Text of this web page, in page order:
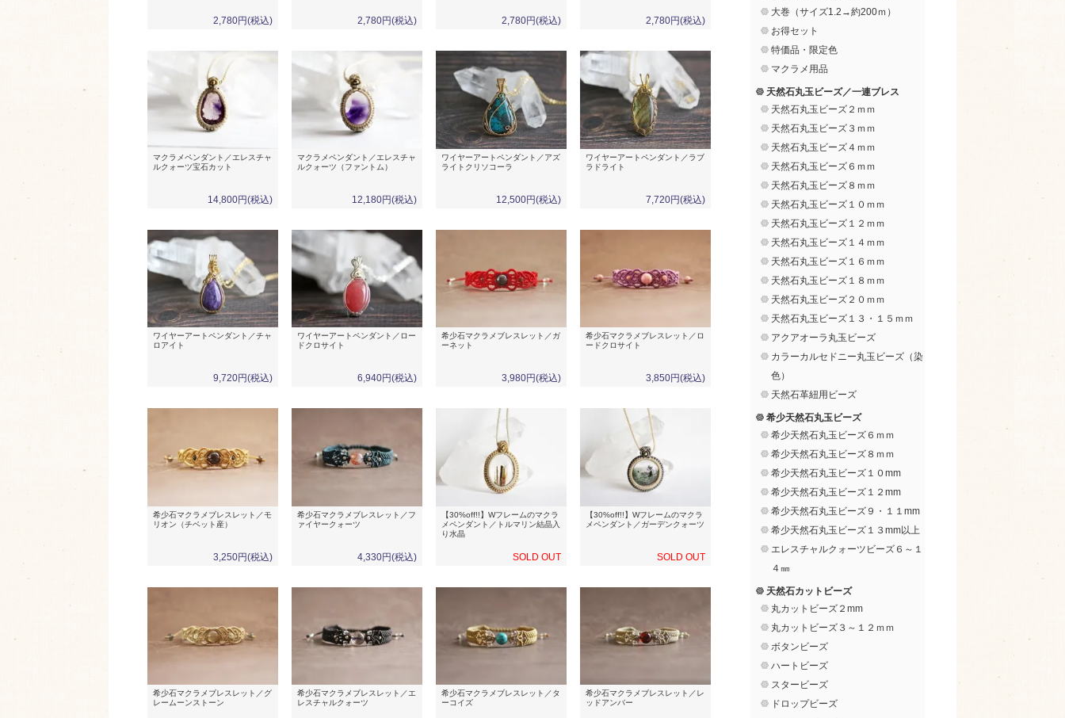
2,780円(税込) 2,780円(税込) 2,780円(税込) 2,780円(税込)
マクラメペンダント／エレスチャ
ルクォーツ宝石カット
14,800円(税込)
マクラメペンダント／エレスチャ
ルクォーツ（ファントム）
12,180円(税込)
ワイヤーアートペンダント／アズ
ライトクリソコーラ
12,500円(税込)
ワイヤーアートペンダント／ラブ
ラドライト
7,720円(税込)
ワイヤーアートペンダント／チャ
ロアイト
9,720円(税込)
ワイヤーアートペンダント／ロー
ドクロサイト
6,940円(税込)
希少石マクラメブレスレット／ガ
ーネット
3,980円(税込)
希少石マクラメブレスレット／ロ
ードクロサイト
3,850円(税込)
希少石マクラメブレスレット／モ
リオン（チベット産）
3,250円(税込)
希少石マクラメブレスレット／フ
ァイヤークォーツ
4,330円(税込)
【30%off!!】Wフレームのマクラ
メペンダント／トルマリン結晶入
り水晶
SOLD OUT
【30%off!!】Wフレームのマクラ
メペンダント／ガーデンクォーツ
SOLD OUT
希少石マクラメブレスレット／グ
レームーンストーン
希少石マクラメブレスレット／エ
レスチャルクォーツ
希少石マクラメブレスレット／タ
ーコイズ
希少石マクラメブレスレット／レ
ッドアンバー
大巻（サイズ1.2→約200ｍ）
お得セット
特価品・限定色
マクラメ用品
天然石丸玉ビーズ／一連ブレス
天然石丸玉ビーズ２ｍｍ
天然石丸玉ビーズ３ｍｍ
天然石丸玉ビーズ４ｍｍ
天然石丸玉ビーズ６ｍｍ
天然石丸玉ビーズ８ｍｍ
天然石丸玉ビーズ１０ｍｍ
天然石丸玉ビーズ１２ｍｍ
天然石丸玉ビーズ１４ｍｍ
天然石丸玉ビーズ１６ｍｍ
天然石丸玉ビーズ１８ｍｍ
天然石丸玉ビーズ２０ｍｍ
天然石丸玉ビーズ１３・１５ｍｍ
アクアオーラ丸玉ビーズ
カラーカルセドニー丸玉ビーズ（染
色）
天然石革紐用ビーズ
希少天然石丸玉ビーズ
希少天然石丸玉ビーズ６ｍｍ
希少天然石丸玉ビーズ８ｍｍ
希少天然石丸玉ビーズ１０mm
希少天然石丸玉ビーズ１２mm
希少天然石丸玉ビーズ９・１１mm
希少天然石丸玉ビーズ１３mm以上
エレスチャルクォーツビーズ６～１
４㎜
天然石カットビーズ
丸カットビーズ２mm
丸カットビーズ３～１２ｍｍ
ボタンビーズ
ハートビーズ
スタービーズ
ドロップビーズ